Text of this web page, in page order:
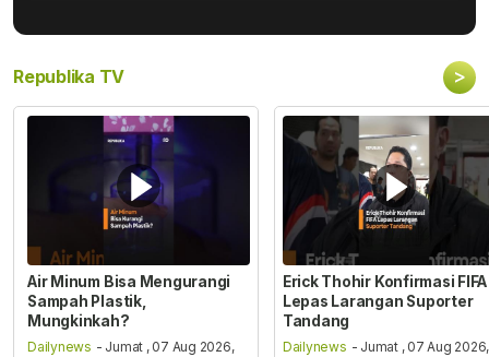
Republika TV >
Air Minum Bisa Mengurangi
Sampah Plastik,
Mungkinkah?
Dailynews - Jumat , 07 Aug 2026,
Erick Thohir Konfirmasi FIFA
Lepas Larangan Suporter
Tandang
Dailynews - Jumat , 07 Aug 2026,